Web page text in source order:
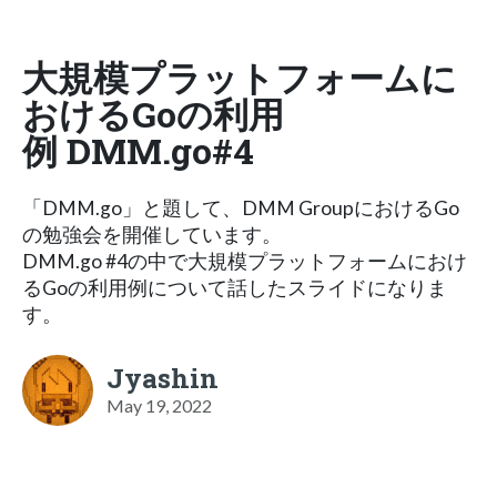
大規模プラットフォームに
おけるGoの利用
例 DMM.go#4
「DMM.go」と題して、DMM GroupにおけるGo
の勉強会を開催しています。
DMM.go #4の中で大規模プラットフォームにおけ
るGoの利用例について話したスライドになりま
す。
Jyashin
May 19, 2022